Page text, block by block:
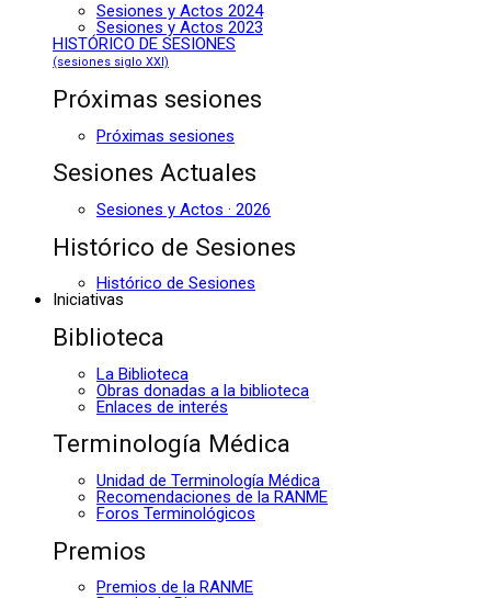
Sesiones y Actos 2024
Sesiones y Actos 2023
HISTÓRICO DE SESIONES
(sesiones siglo XXI)
Próximas sesiones
Próximas sesiones
Sesiones Actuales
Sesiones y Actos · 2026
Histórico de Sesiones
Histórico de Sesiones
Iniciativas
Biblioteca
La Biblioteca
Obras donadas a la biblioteca
Enlaces de interés
Terminología Médica
Unidad de Terminología Médica
Recomendaciones de la RANME
Foros Terminológicos
Premios
Premios de la RANME